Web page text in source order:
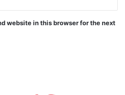
website in this browser for the next